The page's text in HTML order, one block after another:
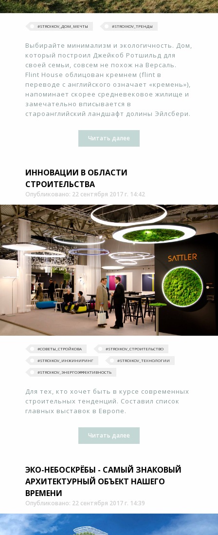
#‎STROIKOV_ДОМ_МЕЧТЫ‬ #‎STROIKOV_ТРЕНДЫ‬
Выбирайте минимализм и экологичность. Дом,
который построил Джейкоб Ротшильд для
своей семьи, совсем не похож на Версаль.
Flint House облицован кремнем (flint в
переводе с английского означает «кремень»),
напоминает скорее средневековое жилище и
замечательно вписывается в
староанглийский ландшафт долины Эйлсбери.
Читать далее
ИННОВАЦИИ В ОБЛАСТИ
СТРОИТЕЛЬСТВА
Опубликовано: 22 сентября 2017 г. 14:42
#‎СОВЕТЫ_СТРОЙКОВА #STROIKOV_СТРОИТЕЛЬСТВО
#STROIKOV_ИНЖИНИРИНГ #STROIKOV_ТЕХНОЛОГИИ
#STROIKOV_ЭНЕРГОЭФФЕКТИВНОСТЬ
Для тех, кто хочет быть в курсе современных
строительных тенденций. Составил список
главных выставок в Европе.
Читать далее
ЭКО-НЕБОСКРЁБЫ - САМЫЙ ЗНАКОВЫЙ
АРХИТЕКТУРНЫЙ ОБЪЕКТ НАШЕГО
ВРЕМЕНИ
Опубликовано: 22 сентября 2017 г. 14:39